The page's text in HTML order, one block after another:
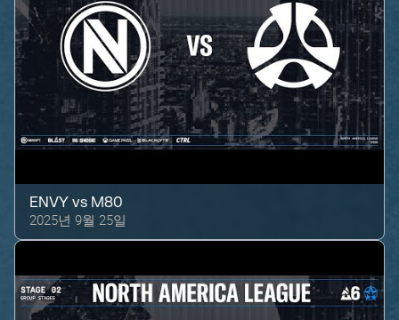
ENVY vs M80
2025년 9월 25일